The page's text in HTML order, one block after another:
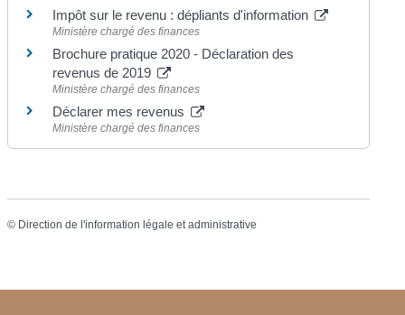
Impôt sur le revenu : dépliants d'information
Ministère chargé des finances
Brochure pratique 2020 - Déclaration des
revenus de 2019
Ministère chargé des finances
Déclarer mes revenus
Ministère chargé des finances
© Direction de l'information légale et administrative